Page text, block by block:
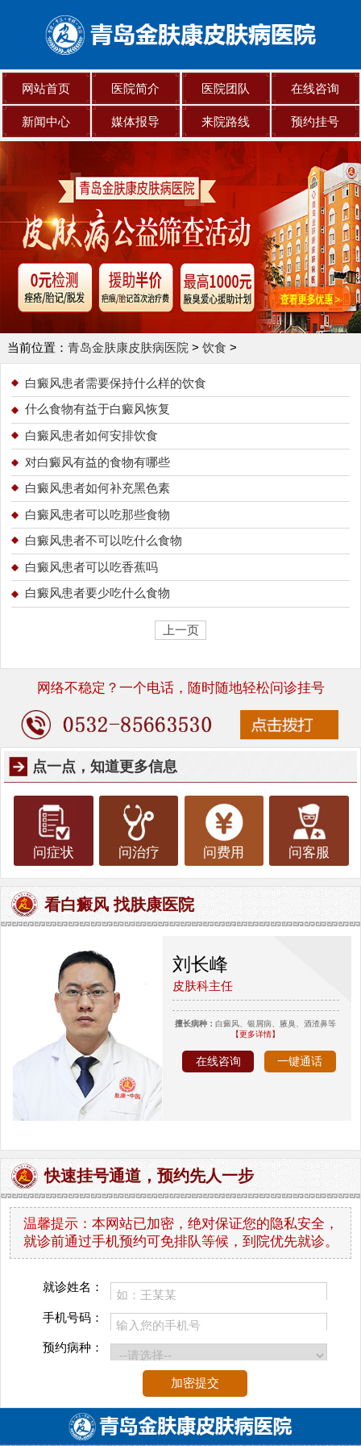
网站首页 医院简介 医院团队 在线咨询
新闻中心 媒体报导 来院路线 预约挂号
当前位置： 青岛金肤康皮肤病医院 > 饮食 >
白癜风患者需要保持什么样的饮食
什么食物有益于白癜风恢复
白癜风患者如何安排饮食
对白癜风有益的食物有哪些
白癜风患者如何补充黑色素
白癜风患者可以吃那些食物
白癜风患者不可以吃什么食物
白癜风患者可以吃香蕉吗
白癜风患者要少吃什么食物
上一页
网络不稳定？一个电话，随时随地轻松问诊挂号
点一点，知道更多信息
问症状 问治疗 问费用 问客服
看白癜风 找肤康医院
刘长峰
皮肤科主任
擅长病种：白癜风、银屑病、腋臭、酒渣鼻等
【更多详情】
在线咨询 一键通话
快速挂号通道，预约先人一步
温馨提示： 本网站已加密，绝对保证您的隐私安全，
就诊前通过手机预约可免排队等候，到院优先就诊。
就诊姓名：
手机号码：
预约病种：